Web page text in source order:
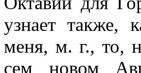
узнает также,
меня, м. г., то,
сем новом